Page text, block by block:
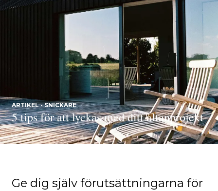
Ge dig själv förutsättningarna för
ARTIKEL - SNICKARE
5 tips för att lyckas med ditt altanprojekt